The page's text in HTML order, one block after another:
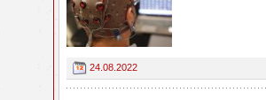
24.08.2022